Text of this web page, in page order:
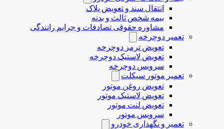
انتقال سند و تعویض پلاک
بیمه شخص ثالث و بدنه
مشاوره حقوقی تصادفات و جرایم رانندگی
تعمیر دوچرخه
تعویض ترمز دوچرخه
تعویض لاستیک دوچرخه
سرویس دوچرخه
تعمیر موتور سیکلت
تعویض روغن موتور
تعویض لاستیک موتور
تعویض لنت موتور
سرویس موتور
تعمیر و نگهداری خودرو